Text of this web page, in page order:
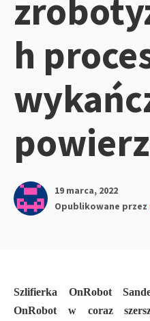
h
19 marca, 2022
Opublikowane przez
Szlifierka OnRobot
OnRobot w coraz